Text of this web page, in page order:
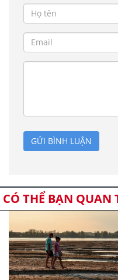
GỬI BÌNH LUẬN
CÓ THỂ BẠN QUAN